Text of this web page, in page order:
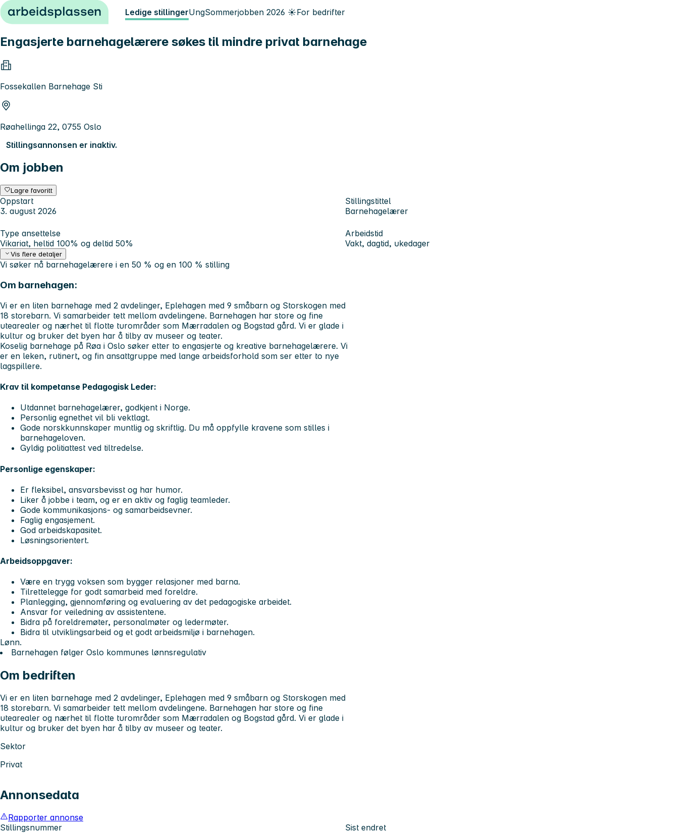
Hopp til innhold Ledige stillingerUngSommerjobben 2026 ☀️For bedrifter
Engasjerte barnehagelærere søkes til mindre privat barnehage
Fossekallen Barnehage Sti
Røahellinga 22, 0755 Oslo
Stillingsannonsen er inaktiv.
Om jobben
Lagre favoritt
Oppstart
3. august 2026
Stillingstittel
Barnehagelærer
Type ansettelse
Vikariat, heltid 100% og deltid 50%
Arbeidstid
Vakt, dagtid, ukedager
Vis flere detaljer
Vi søker nå barnehagelærere i en 50 % og en 100 % stilling
Om barnehagen:
Vi er en liten barnehage med 2 avdelinger, Eplehagen med 9 småbarn og Storskogen med
18 storebarn. Vi samarbeider tett mellom avdelingene. Barnehagen har store og fine
utearealer og nærhet til flotte turområder som Mærradalen og Bogstad gård. Vi er glade i
kultur og bruker det byen har å tilby av museer og teater.
Koselig barnehage på Røa i Oslo søker etter to engasjerte og kreative barnehagelærere. Vi
er en leken, rutinert, og fin ansattgruppe med lange arbeidsforhold som ser etter to nye
lagspillere.
Krav til kompetanse Pedagogisk Leder:
Utdannet barnehagelærer, godkjent i Norge.
Personlig egnethet vil bli vektlagt.
Gode norskkunnskaper muntlig og skriftlig. Du må oppfylle kravene som stilles i
barnehageloven.
Gyldig politiattest ved tiltredelse.
Personlige egenskaper:
Er fleksibel, ansvarsbevisst og har humor.
Liker å jobbe i team, og er en aktiv og faglig teamleder.
Gode kommunikasjons- og samarbeidsevner.
Faglig engasjement.
God arbeidskapasitet.
Løsningsorientert.
Arbeidsoppgaver:
Være en trygg voksen som bygger relasjoner med barna.
Tilrettelegge for godt samarbeid med foreldre.
Planlegging, gjennomføring og evaluering av det pedagogiske arbeidet.
Ansvar for veiledning av assistentene.
Bidra på foreldremøter, personalmøter og ledermøter.
Bidra til utviklingsarbeid og et godt arbeidsmiljø i barnehagen.
Lønn.
Barnehagen følger Oslo kommunes lønnsregulativ
Om bedriften
Vi er en liten barnehage med 2 avdelinger, Eplehagen med 9 småbarn og Storskogen med
18 storebarn. Vi samarbeider tett mellom avdelingene. Barnehagen har store og fine
utearealer og nærhet til flotte turområder som Mærradalen og Bogstad gård. Vi er glade i
kultur og bruker det byen har å tilby av museer og teater.
Sektor
Privat
Annonsedata
Rapporter annonse
Stillingsnummer
Sist endret